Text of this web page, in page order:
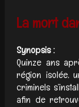
La mort
Synopsis :
Quinze ans
région isolée,
criminels
afin de